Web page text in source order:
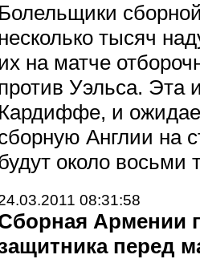
Болельщики
тысяч
на матче
Уэльса. Эта
Кардиффе, и
Англии на
около восьми
08:31:58
Армении
перед